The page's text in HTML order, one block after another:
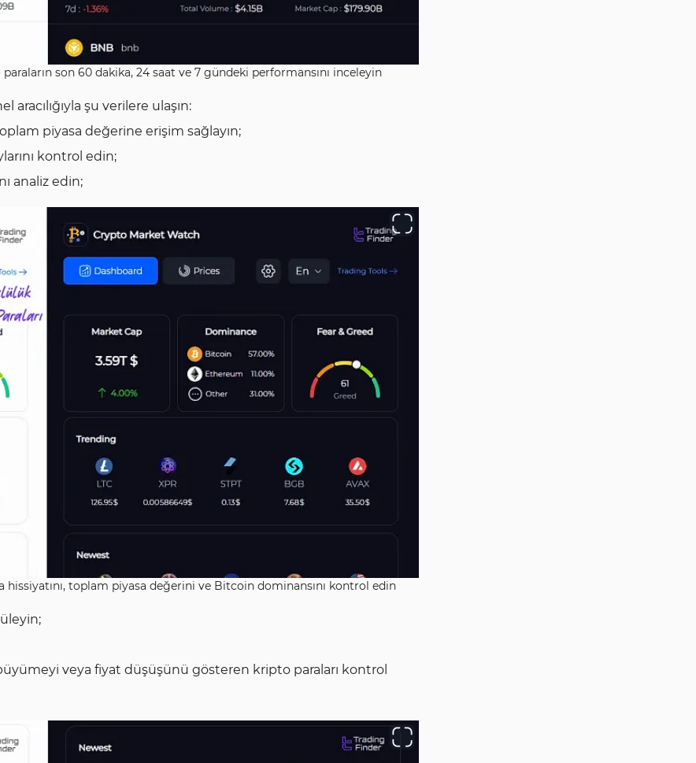
son 60 dakika, 24 saat ve 7 gündeki performansını inceleyin
aracılığıyla şu verilere ulaşın:
piyasa değerine erişim sağlayın;
kontrol edin;
analiz edin;
hissiyatını, toplam piyasa değerini ve Bitcoin dominansını kontrol edin
veya fiyat düşüşünü gösteren kripto paraları kontrol